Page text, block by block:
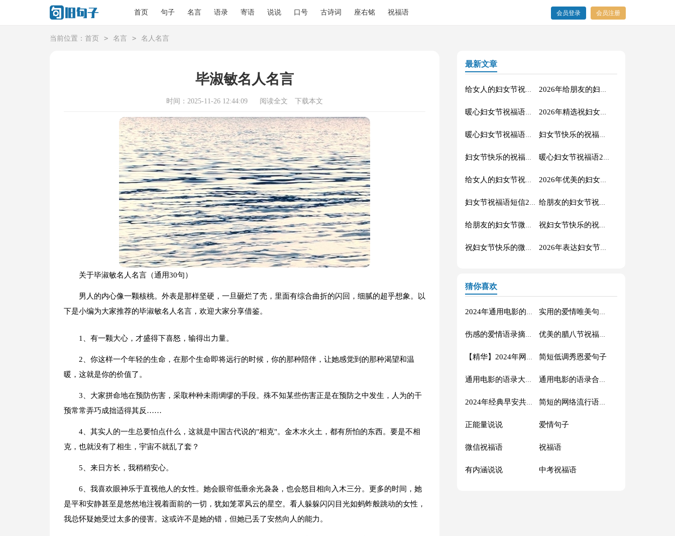
首页 句子 名言 语录 寄语 说说 口号 古诗词 座右铭 祝福语 会员登录 会员注册
当前位置： 首页 > 名言 > 名人名言
毕淑敏名人名言
时间：2025-11-26 12:44:09 阅读全文 下载本文
关于毕淑敏名人名言（通用30句）
男人的内心像一颗核桃。外表是那样坚硬，一旦砸烂了壳，里面有综合曲折的闪回，细腻的超乎想象。以
下是小编为大家推荐的毕淑敏名人名言，欢迎大家分享借鉴。
1、有一颗大心，才盛得下喜怒，输得出力量。
2、你这样一个年轻的生命，在那个生命即将远行的时候，你的那种陪伴，让她感觉到的那种渴望和温
暖，这就是你的价值了。
3、大家拼命地在预防伤害，采取种种未雨绸缪的手段。殊不知某些伤害正是在预防之中发生，人为的干
预常常弄巧成拙适得其反……
4、其实人的一生总要怕点什么，这就是中国古代说的"相克"。金木水火土，都有所怕的东西。要是不相
克，也就没有了相生，宇宙不就乱了套？
5、来日方长，我稍稍安心。
6、我喜欢眼神乐于直视他人的女性。她会眼帘低垂余光袅袅，也会怒目相向入木三分。更多的时间，她
是平和安静甚至是悠然地注视着面前的一切，犹如笼罩风云的星空。看人躲躲闪闪目光如蚂蚱般跳动的女性，
我总怀疑她受过太多的侵害。这或许不是她的错，但她已丢了安然向人的能力。
最新文章
猜你喜欢
2024年通用电影的语录摘录88条 实用的爱情唯美句子汇编56条
伤感的爱情语录摘录81条 优美的腊八节祝福语71条
【精华】2024年网络流行的语录摘录32句 简短低调秀恩爱句子
通用电影的语录大汇总88条 通用电影的语录合集70条
2024年经典早安共勉句子短信汇总41句 简短的网络流行语录摘录50句
正能量说说 爱情句子
微信祝福语 祝福语
有内涵说说 中考祝福语